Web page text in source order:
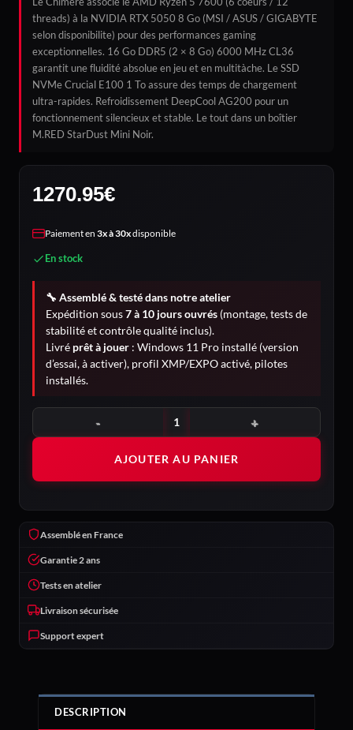
threads) à la NVIDIA RTX 5050 8 Go (MSI / ASUS / GIGABYTE
selon disponibilite) pour des performances gaming
exceptionnelles. 16 Go DDR5 (2 × 8 Go) 6000 MHz CL36
garantit une fluidité absolue en jeu et en multitàche. Le SSD
NVMe Crucial E100 1 To assure des temps de chargement
ultra-rapides. Refroidissement DeepCool AG200 pour un
fonctionnement silencieux et stable. Le tout dans un boîtier
M.RED StarDust Mini Noir.
1270.95€
Paiement en 3x à 30xdisponible
En stock
🔧 Assemblé & testé dans notre atelier
Expédition sous7 à 10 jours ouvrés (montage, tests de
stabilité et contrôle qualité inclus).
Livré prêt à jouer : Windows 11 Pro installé (version
d’essai, à activer), profil XMP/EXPO activé, pilotes
installés.
quantité de Chimère
AJOUTER AU PANIER
Assemblé en France
Garantie 2 ans
Tests en atelier
Livraison sécurisée
Support expert
DESCRIPTION